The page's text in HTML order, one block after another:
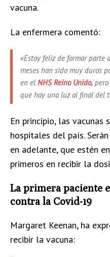
vacuna.
La enfermera comentó:
«Estoy feliz de formar parte
meses han sido muy duros
en el NHS Reino Unido,
que hay una luz al final del
En principio, las vacunas
hospitales del país.
en adelante, que estén
primeros en recibir la
La primera paciente
contra la Covid-19
Margaret Keenan, ha
recibir la vacuna: